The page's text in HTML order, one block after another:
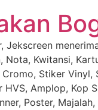
Jekscreen
Nota, Kwitansi,
Stiker Vinyl,
HVS, Amplop, Kop
Poster,